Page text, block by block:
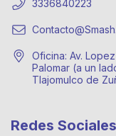
3336840223
Oficina: Av.
Palomar (a un
Tlajomulco de
Redes Sociales